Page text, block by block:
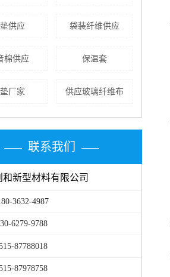
供应 袋装纤维供应
棉供应 保温套
厂家 供应玻璃纤维布
联系我们
和新型材料有限公司
3632-4987
9788
87788018
87978758